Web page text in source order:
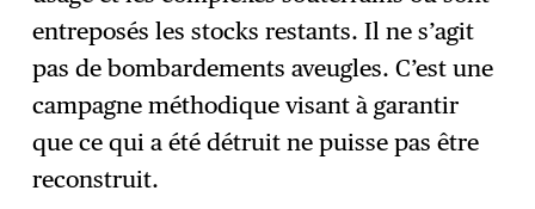
entreposés les stocks restants. Il ne s’agit
pas de bombardements aveugles. C’est une
campagne méthodique visant à garantir
que ce qui a été détruit ne puisse pas être
reconstruit.